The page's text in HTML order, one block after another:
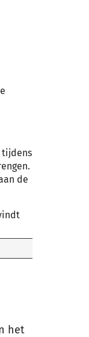
tijdens
de
het